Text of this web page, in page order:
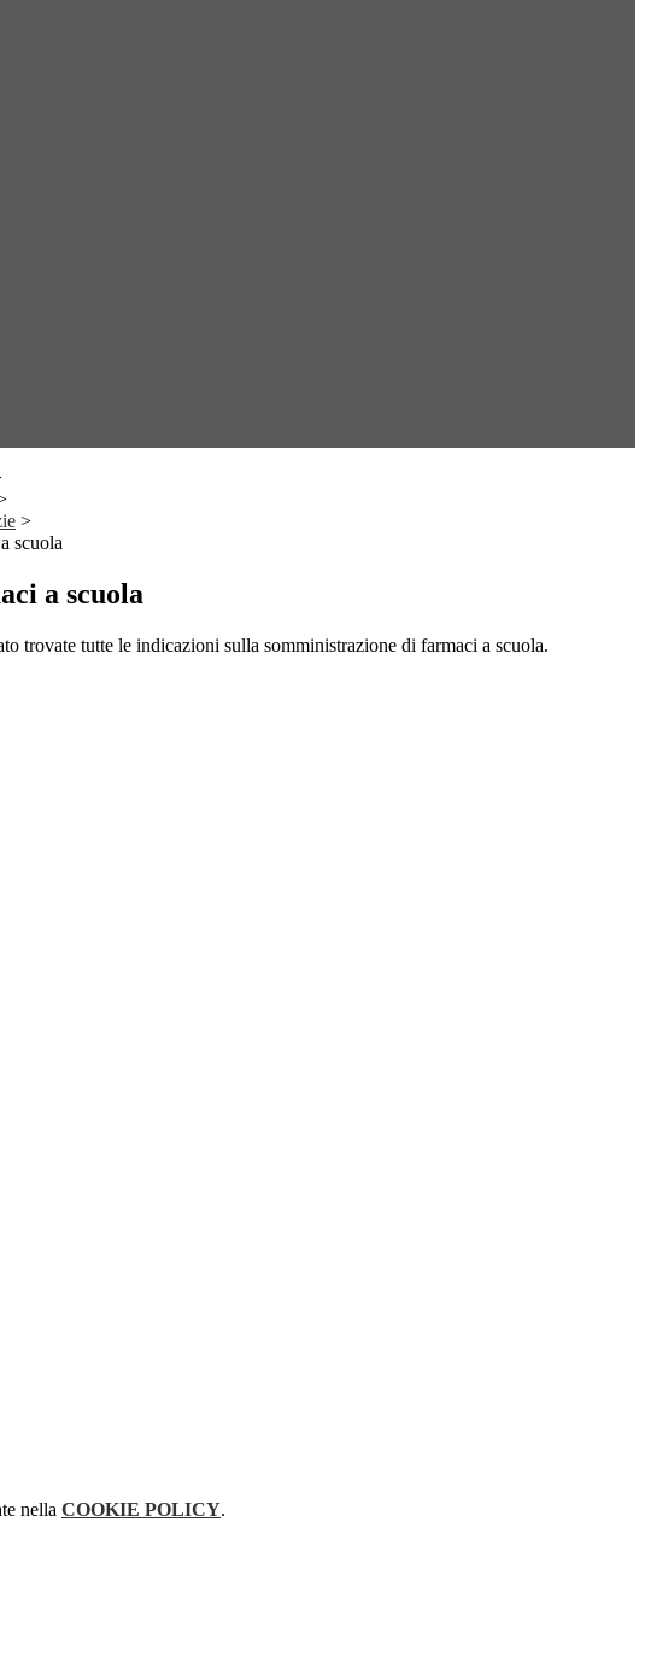
>
scuola
a scuola
trovate tutte le indicazioni sulla somministrazione di farmaci a scuola.
nella COOKIE POLICY.